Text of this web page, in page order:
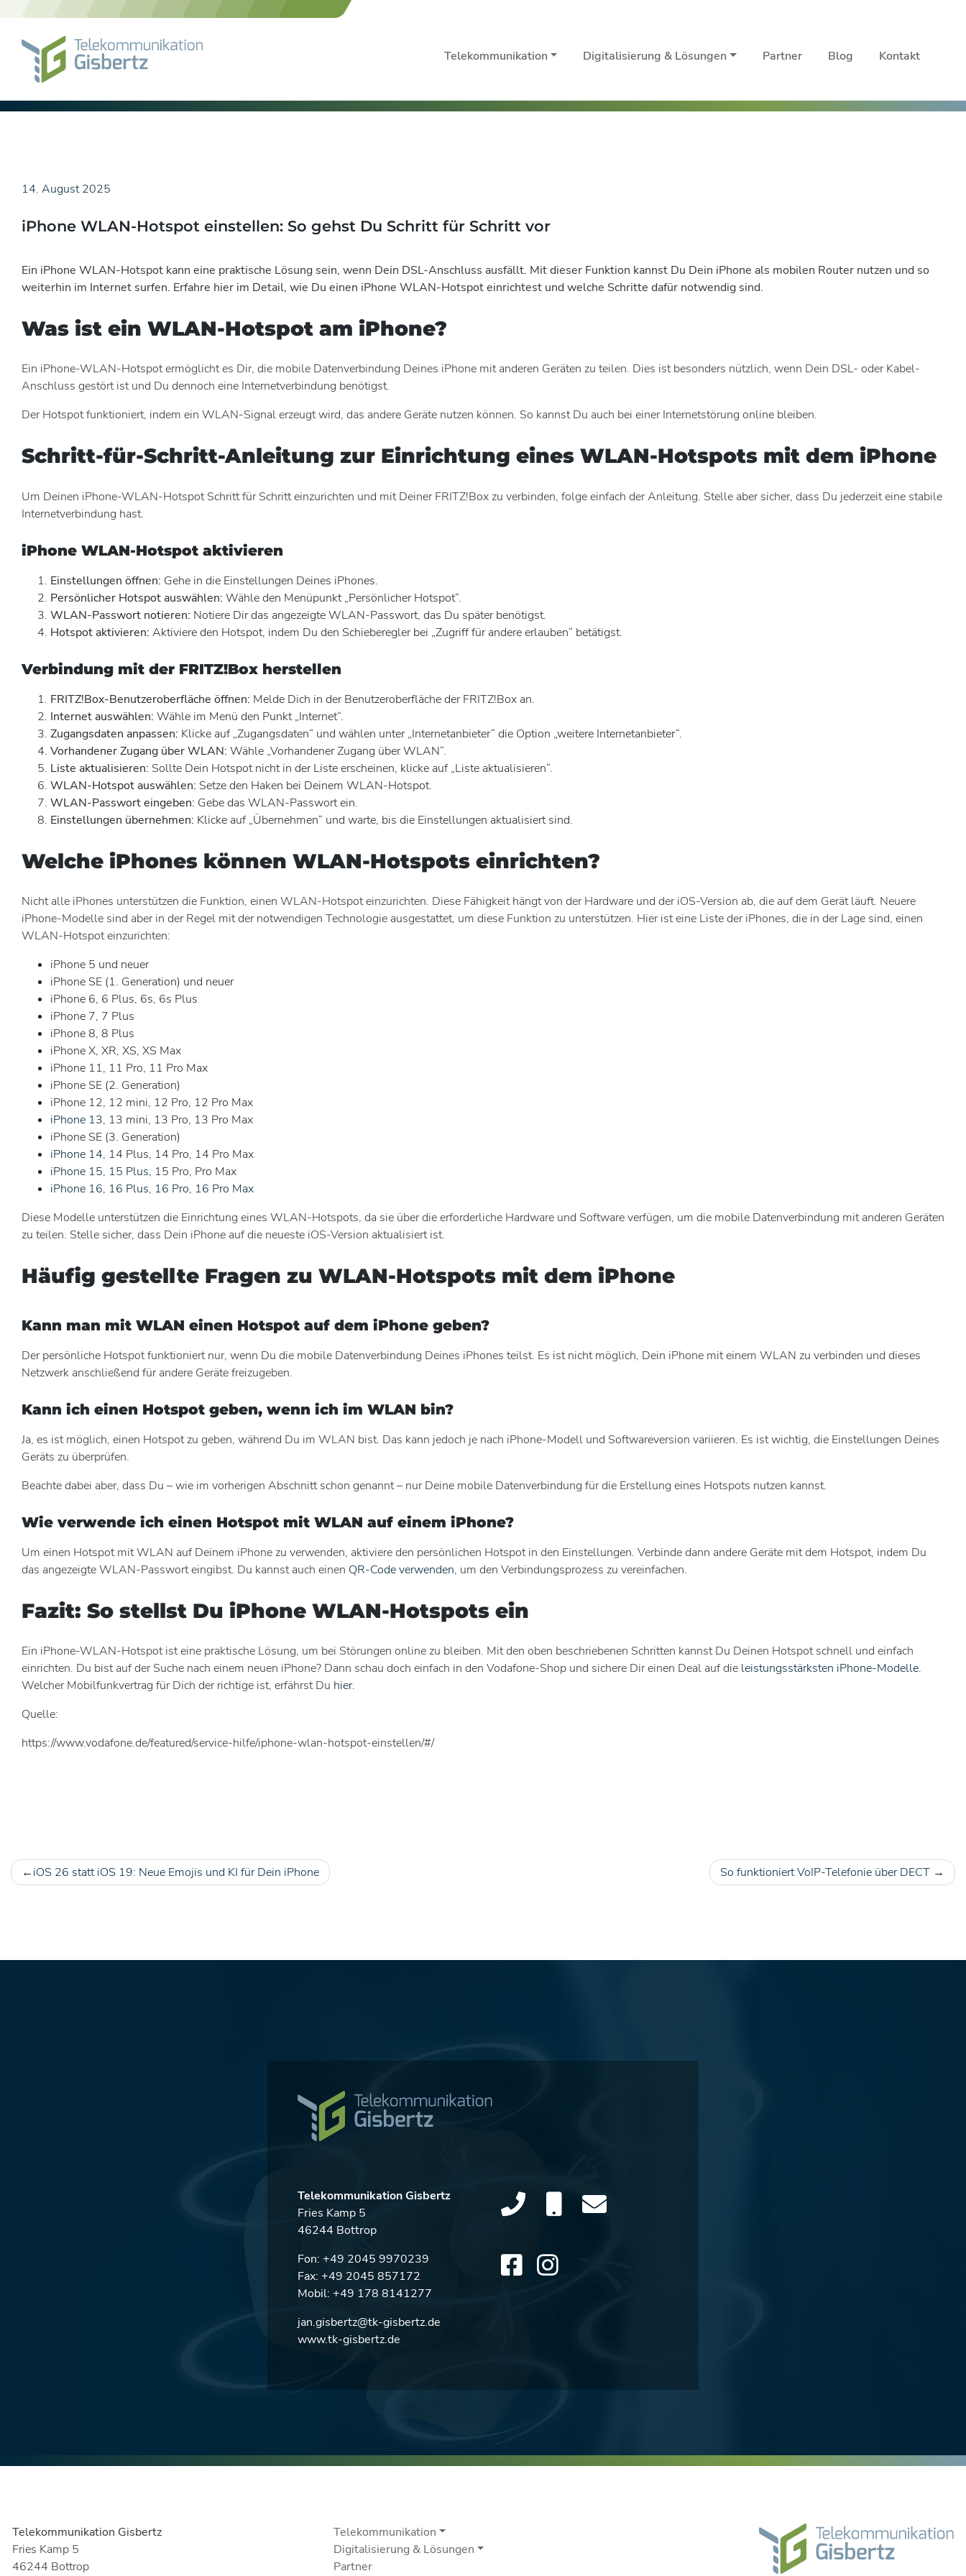
Skip
Telekommunikation Digitalisierung & Lösungen Partner Blog Kontakt
14. August 2025
iPhone WLAN-Hotspot einstellen: So gehst Du Schritt für Schritt vor
Ein iPhone WLAN-Hotspot kann eine praktische Lösung sein, wenn Dein DSL-Anschluss ausfällt. Mit dieser Funktion kannst Du Dein iPhone als mobilen Router nutzen und so
weiterhin im Internet surfen. Erfahre hier im Detail, wie Du einen iPhone WLAN-Hotspot einrichtest und welche Schritte dafür notwendig sind.
Was ist ein WLAN-Hotspot am iPhone?
Ein iPhone-WLAN-Hotspot ermöglicht es Dir, die mobile Datenverbindung Deines iPhone mit anderen Geräten zu teilen. Dies ist besonders nützlich, wenn Dein DSL- oder Kabel-
Anschluss gestört ist und Du dennoch eine Internetverbindung benötigst.
Der Hotspot funktioniert, indem ein WLAN-Signal erzeugt wird, das andere Geräte nutzen können. So kannst Du auch bei einer Internetstörung online bleiben.
Schritt-für-Schritt-Anleitung zur Einrichtung eines WLAN-Hotspots mit dem iPhone
Um Deinen iPhone-WLAN-Hotspot Schritt für Schritt einzurichten und mit Deiner FRITZ!Box zu verbinden, folge einfach der Anleitung. Stelle aber sicher, dass Du jederzeit eine stabile
Internetverbindung hast.
iPhone WLAN-Hotspot aktivieren
Einstellungen öffnen: Gehe in die Einstellungen Deines iPhones.
Persönlicher Hotspot auswählen: Wähle den Menüpunkt „Persönlicher Hotspot“.
WLAN-Passwort notieren: Notiere Dir das angezeigte WLAN-Passwort, das Du später benötigst.
Hotspot aktivieren: Aktiviere den Hotspot, indem Du den Schieberegler bei „Zugriff für andere erlauben“ betätigst.
Verbindung mit der FRITZ!Box herstellen
FRITZ!Box-Benutzeroberfläche öffnen: Melde Dich in der Benutzeroberfläche der FRITZ!Box an.
Internet auswählen: Wähle im Menü den Punkt „Internet“.
Zugangsdaten anpassen: Klicke auf „Zugangsdaten“ und wählen unter „Internetanbieter“ die Option „weitere Internetanbieter“.
Vorhandener Zugang über WLAN: Wähle „Vorhandener Zugang über WLAN“.
Liste aktualisieren: Sollte Dein Hotspot nicht in der Liste erscheinen, klicke auf „Liste aktualisieren“.
WLAN-Hotspot auswählen: Setze den Haken bei Deinem WLAN-Hotspot.
WLAN-Passwort eingeben: Gebe das WLAN-Passwort ein.
Einstellungen übernehmen: Klicke auf „Übernehmen“ und warte, bis die Einstellungen aktualisiert sind.
Welche iPhones können WLAN-Hotspots einrichten?
Nicht alle iPhones unterstützen die Funktion, einen WLAN-Hotspot einzurichten. Diese Fähigkeit hängt von der Hardware und der iOS-Version ab, die auf dem Gerät läuft. Neuere
iPhone-Modelle sind aber in der Regel mit der notwendigen Technologie ausgestattet, um diese Funktion zu unterstützen. Hier ist eine Liste der iPhones, die in der Lage sind, einen
WLAN-Hotspot einzurichten:
iPhone 5 und neuer
iPhone SE (1. Generation) und neuer
iPhone 6, 6 Plus, 6s, 6s Plus
iPhone 7, 7 Plus
iPhone 8, 8 Plus
iPhone X, XR, XS, XS Max
iPhone 11, 11 Pro, 11 Pro Max
iPhone SE (2. Generation)
iPhone 12, 12 mini, 12 Pro, 12 Pro Max
iPhone 13, 13 mini, 13 Pro, 13 Pro Max
iPhone SE (3. Generation)
iPhone 14, 14 Plus, 14 Pro, 14 Pro Max
iPhone 15, 15 Plus, 15 Pro, Pro Max
iPhone 16, 16 Plus, 16 Pro, 16 Pro Max
Diese Modelle unterstützen die Einrichtung eines WLAN-Hotspots, da sie über die erforderliche Hardware und Software verfügen, um die mobile Datenverbindung mit anderen Geräten
zu teilen. Stelle sicher, dass Dein iPhone auf die neueste iOS-Version aktualisiert ist.
Häufig gestellte Fragen zu WLAN-Hotspots mit dem iPhone
Kann man mit WLAN einen Hotspot auf dem iPhone geben?
Der persönliche Hotspot funktioniert nur, wenn Du die mobile Datenverbindung Deines iPhones teilst. Es ist nicht möglich, Dein iPhone mit einem WLAN zu verbinden und dieses
Netzwerk anschließend für andere Geräte freizugeben.
Kann ich einen Hotspot geben, wenn ich im WLAN bin?
Ja, es ist möglich, einen Hotspot zu geben, während Du im WLAN bist. Das kann jedoch je nach iPhone-Modell und Softwareversion variieren. Es ist wichtig, die Einstellungen Deines
Geräts zu überprüfen.
Beachte dabei aber, dass Du – wie im vorherigen Abschnitt schon genannt – nur Deine mobile Datenverbindung für die Erstellung eines Hotspots nutzen kannst.
Wie verwende ich einen Hotspot mit WLAN auf einem iPhone?
Um einen Hotspot mit WLAN auf Deinem iPhone zu verwenden, aktiviere den persönlichen Hotspot in den Einstellungen. Verbinde dann andere Geräte mit dem Hotspot, indem Du
das angezeigte WLAN-Passwort eingibst. Du kannst auch einen QR-Code verwenden, um den Verbindungsprozess zu vereinfachen.
Fazit: So stellst Du iPhone WLAN-Hotspots ein
Ein iPhone-WLAN-Hotspot ist eine praktische Lösung, um bei Störungen online zu bleiben. Mit den oben beschriebenen Schritten kannst Du Deinen Hotspot schnell und einfach
einrichten. Du bist auf der Suche nach einem neuen iPhone? Dann schau doch einfach in den Vodafone-Shop und sichere Dir einen Deal auf die leistungsstärksten iPhone-Modelle.
Welcher Mobilfunkvertrag für Dich der richtige ist, erfährst Du hier.
Quelle:
https://www.vodafone.de/featured/service-hilfe/iphone-wlan-hotspot-einstellen/#/
Beitragsnavigation
iOS 26 statt iOS 19: Neue Emojis und KI für Dein iPhone So funktioniert VoIP-Telefonie über DECT
Telekommunikation Gisbertz
Fries Kamp 5
46244 Bottrop
Fon: +49 2045 9970239
Fax: +49 2045 857172
Mobil: +49 178 8141277
jan.gisbertz@tk-gisbertz.de
www.tk-gisbertz.de
Telekommunikation Gisbertz
Fries Kamp 5
46244 Bottrop
Telekommunikation
Digitalisierung & Lösungen
Partner